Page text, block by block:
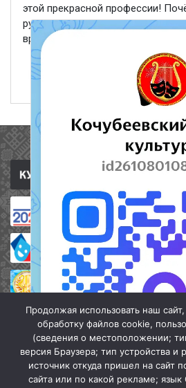
этой прекрасной профессии!
руководство выразили свои
вручили заслуженные ...
Полезные
Продолжая использовать наш
обработку файлов cookie,
(сведения о местоположении;
версия Браузера; тип устройства и
источник откуда пришел на сайт
сайта или по какой рекламе;